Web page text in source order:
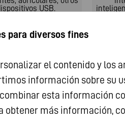
USB.
4 LED
de seguridad
avanzada
para diversos fines
el contenido y los
información sobre su
esta información
obtener más información,